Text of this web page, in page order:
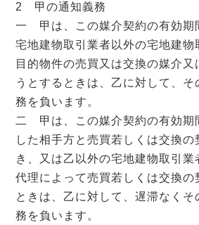
2 甲の通知義務
一 甲は、この媒介契約の有効期
宅地建物取引業者以外の宅地建物
目的物件の売買又は交換の媒介又
うとするときは、乙に対して、
務を負います。
二 甲は、この媒介契約の有効期
した相手方と売買若しくは交換の
き、又は乙以外の宅地建物取引業
代理によって売買若しくは交換の
ときは、乙に対して、遅滞なくそ
務を負います。